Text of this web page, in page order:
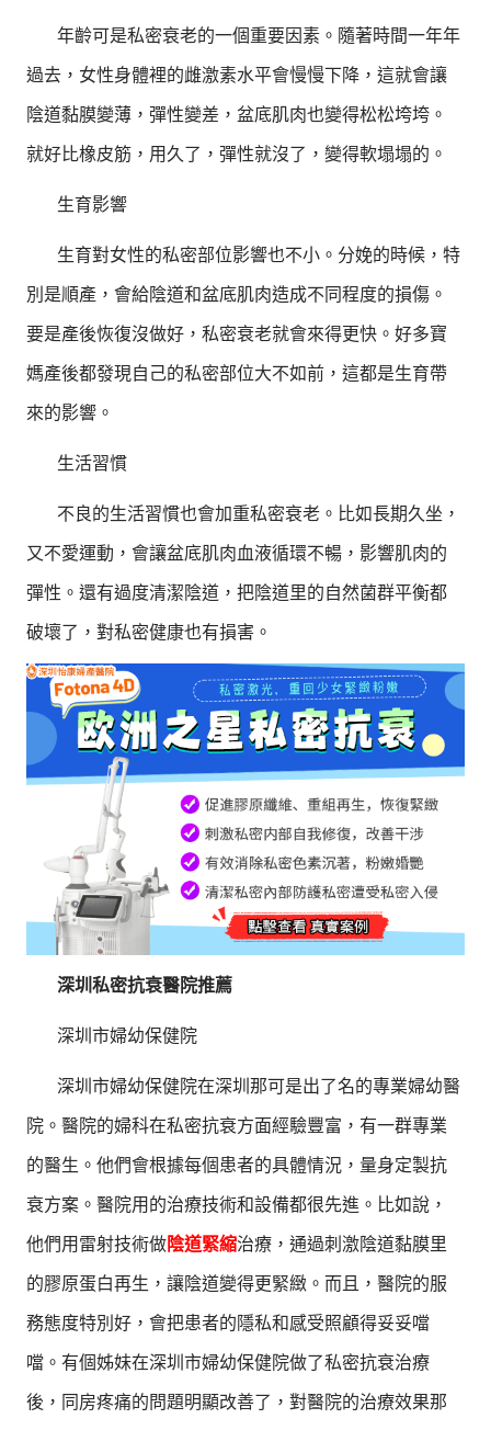
年齡可是私密衰老的一個重要因素。隨著時間一年年
過去，女性身體裡的雌激素水平會慢慢下降，這就會讓
陰道黏膜變薄，彈性變差，盆底肌肉也變得松松垮垮。
就好比橡皮筋，用久了，彈性就沒了，變得軟塌塌的。
生育影響
生育對女性的私密部位影響也不小。分娩的時候，特
別是順產，會給陰道和盆底肌肉造成不同程度的損傷。
要是產後恢復沒做好，私密衰老就會來得更快。好多寶
媽產後都發現自己的私密部位大不如前，這都是生育帶
來的影響。
生活習慣
不良的生活習慣也會加重私密衰老。比如長期久坐，
又不愛運動，會讓盆底肌肉血液循環不暢，影響肌肉的
彈性。還有過度清潔陰道，把陰道里的自然菌群平衡都
破壞了，對私密健康也有損害。
深圳私密抗衰醫院推薦
深圳市婦幼保健院
深圳市婦幼保健院在深圳那可是出了名的專業婦幼醫
院。醫院的婦科在私密抗衰方面經驗豐富，有一群專業
的醫生。他們會根據每個患者的具體情況，量身定製抗
衰方案。醫院用的治療技術和設備都很先進。比如說，
他們用雷射技術做陰道緊縮治療，通過刺激陰道黏膜里
的膠原蛋白再生，讓陰道變得更緊緻。而且，醫院的服
務態度特別好，會把患者的隱私和感受照顧得妥妥噹
噹。有個姊妹在深圳市婦幼保健院做了私密抗衰治療
後，同房疼痛的問題明顯改善了，對醫院的治療效果那